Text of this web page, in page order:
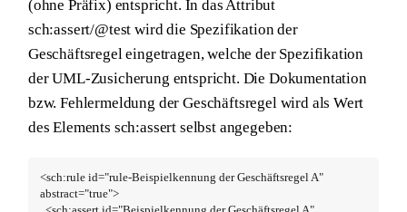
(ohne Präfix) entspricht. In das Attribut
sch:assert/@test wird die Spezifikation der
Geschäftsregel eingetragen, welche der Spezifikation
der UML-Zusicherung entspricht. Die Dokumentation
bzw. Fehlermeldung der Geschäftsregel wird als Wert
des Elements sch:assert selbst angegeben:
<sch:rule id="rule-Beispielkennung der Geschäftsregel A"
abstract="true">